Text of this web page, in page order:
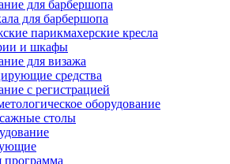
для барбершопа
для барбершопа
парикмахерские кресла
и шкафы
для визажа
средства
с регистрацией
оборудование
столы
программа